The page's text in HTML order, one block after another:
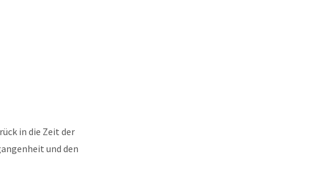
in die Zeit der
und den